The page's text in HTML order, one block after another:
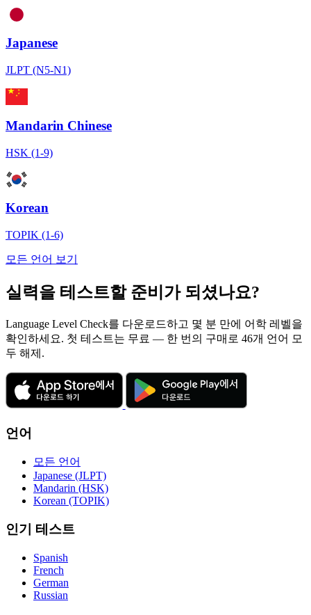
Japanese
JLPT (N5-N1)
Mandarin Chinese
HSK (1-9)
Korean
TOPIK (1-6)
모든 언어 보기
실력을 테스트할 준비가 되셨나요?
Language Level Check를 다운로드하고 몇 분 만에 어학 레벨을
확인하세요. 첫 테스트는 무료 — 한 번의 구매로 46개 언어 모
두 해제.
언어
모든 언어
Japanese (JLPT)
Mandarin (HSK)
Korean (TOPIK)
인기 테스트
Spanish
French
German
Russian